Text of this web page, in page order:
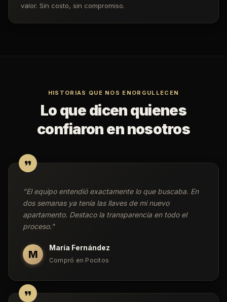
valor. Sin costo, sin compromiso.
HISTORIAS QUE NOS ENORGULLECEN
Lo que dicen quienes
confiaron en nosotros
"El equipo entendió exactamente lo que buscaba. En
dos semanas ya tenía las llaves de mi nuevo
apartamento. Destaco la transparencia en todo el
proceso."
M
María Fernández
Compró en Pocitos